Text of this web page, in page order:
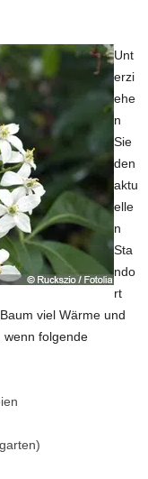
Unt
erzi
ehe
n
Sie
den
aktu
elle
n
Sta
ndo
rt
viel Wärme und
wenn folgende